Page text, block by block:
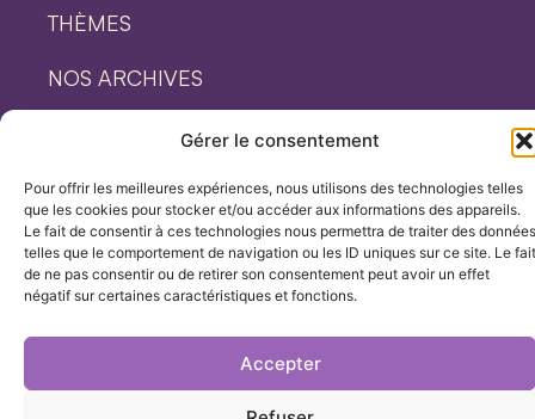
Gérer le consentement
Pour offrir les meilleures expériences, nous utilisons des technologies telles
que les cookies pour stocker et/ou accéder aux informations des appareils.
Le fait de consentir à ces technologies nous permettra de traiter des données
telles que le comportement de navigation ou les ID uniques sur ce site. Le fait
de ne pas consentir ou de retirer son consentement peut avoir un effet
négatif sur certaines caractéristiques et fonctions.
Accepter
THÈMES
NOS ARCHIVES
NOTRE PRÉSENCE
Notre Dame du Cénacle ©2025
Mentions Légales & confidentialitéCookies
Réalisation © Bluekat Digital